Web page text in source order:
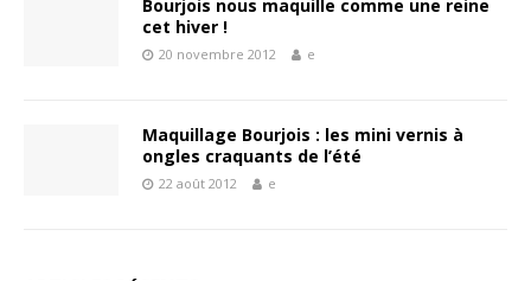
Bourjois nous maquille comme une reine
cet hiver !
20 novembre 2012 e
Maquillage Bourjois : les mini vernis à
ongles craquants de l’été
22 août 2012 e